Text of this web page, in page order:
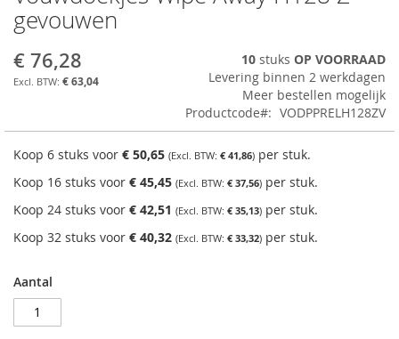
naar
het
van
de
gevouwen
€ 76,28
€ 63,04
10 stuks OP VOORRAAD
Levering binnen 2 werkdagen
Meer bestellen mogelijk
Productcode
VODPPRELH128ZV
Koop 6 stuks voor € 50,65 € 41,86 per stuk.
Koop 16 stuks voor € 45,45 € 37,56 per stuk.
Koop 24 stuks voor € 42,51 € 35,13 per stuk.
Koop 32 stuks voor € 40,32 € 33,32 per stuk.
Aantal